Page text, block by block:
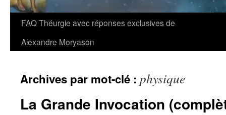
FAQ Théurgie avec réponses exclusives de
Alexandre Moryason
Archives par mot-clé : physique
La Grande Invocation